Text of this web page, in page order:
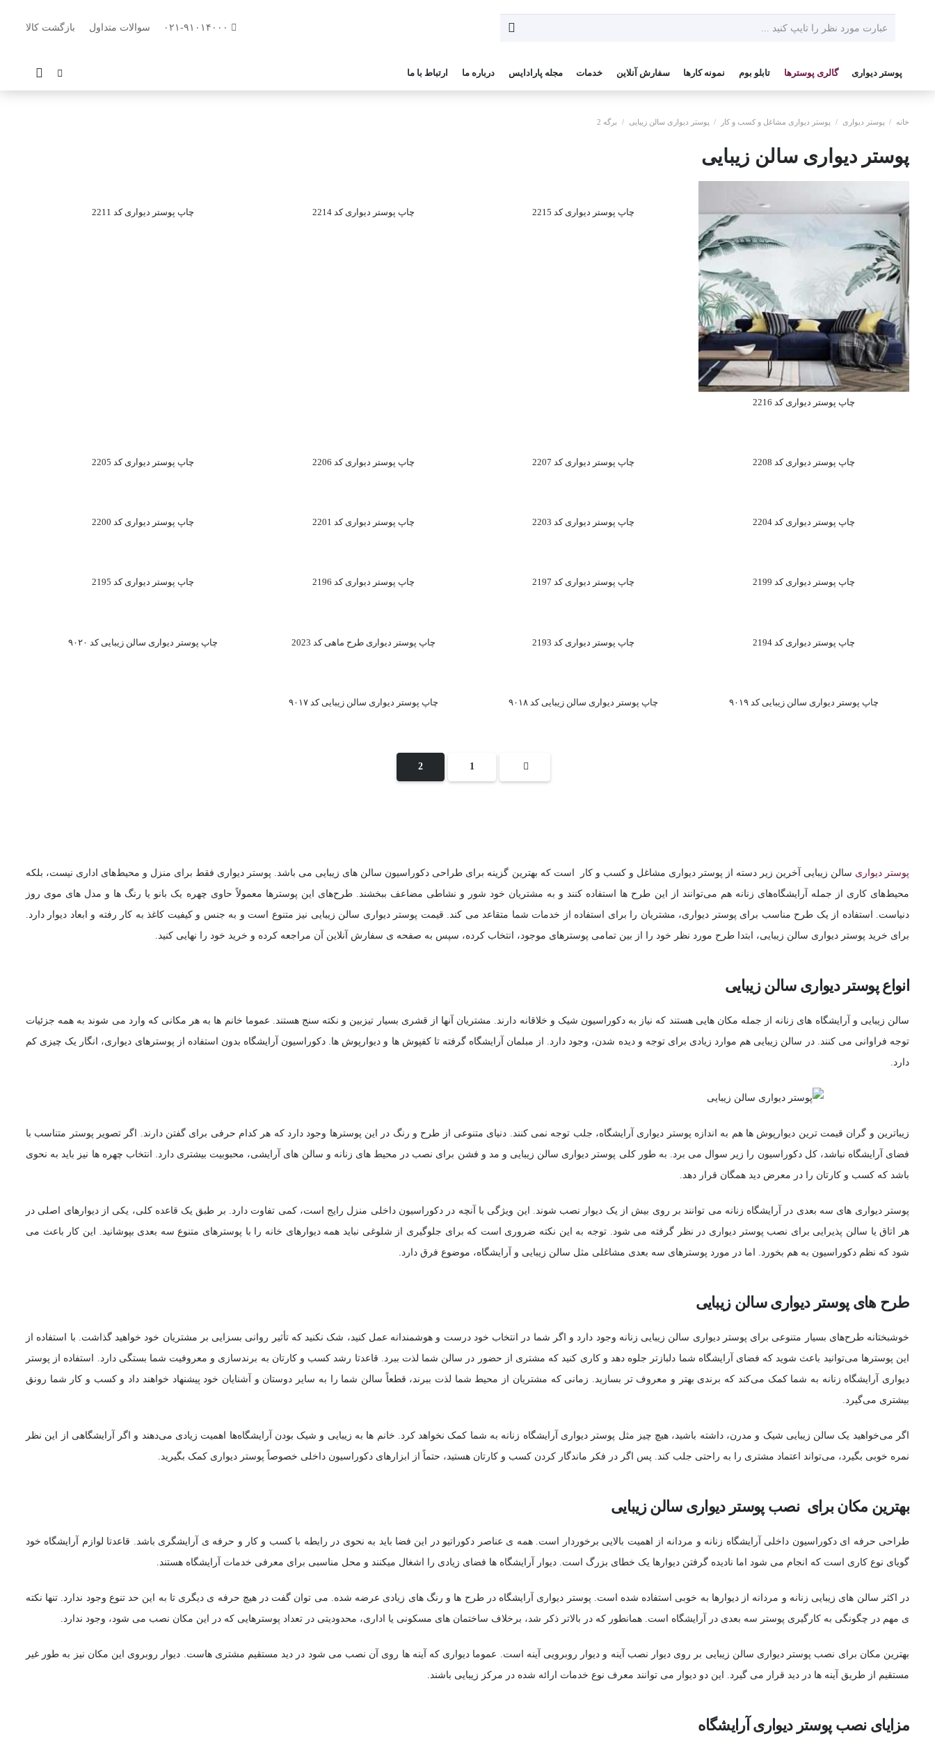
سوالات متداول بازگشت کالا
پوستر دیواری گالری پوسترها تابلو بوم نمونه کارها سفارش آنلاین خدمات مجله پارادایس درباره ما ارتباط با ما
خانه / پوستر دیواری / پوستر دیواری مشاغل و کسب و کار / پوستر دیواری سالن زیبایی / برگه 2
پوستر دیواری سالن زیبایی
چاپ پوستر دیواری کد 2216
چاپ پوستر دیواری کد 2215 چاپ پوستر دیواری کد 2214 چاپ پوستر دیواری کد 2211
چاپ پوستر دیواری کد 2208 چاپ پوستر دیواری کد 2207 چاپ پوستر دیواری کد 2206 چاپ پوستر دیواری کد 2205
چاپ پوستر دیواری کد 2204 چاپ پوستر دیواری کد 2203 چاپ پوستر دیواری کد 2201 چاپ پوستر دیواری کد 2200
چاپ پوستر دیواری کد 2199 چاپ پوستر دیواری کد 2197 چاپ پوستر دیواری کد 2196 چاپ پوستر دیواری کد 2195
چاپ پوستر دیواری کد 2194 چاپ پوستر دیواری کد 2193 چاپ پوستر دیواری طرح ماهی کد 2023 چاپ پوستر دیواری سالن زیبایی کد ۹۰۲۰
چاپ پوستر دیواری سالن زیبایی کد ۹۰۱۹ چاپ پوستر دیواری سالن زیبایی کد ۹۰۱۸ چاپ پوستر دیواری سالن زیبایی کد ۹۰۱۷
1
2
پوستر دیواری سالن زیبایی آخرین زیر دسته از پوستر دیواری مشاغل و کسب و کار است که بهترین گزینه برای طراحی دکوراسیون سالن های زیبایی می باشد. پوستر دیواری فقط برای منزل و محیط‌های اداری نیست، بلکه
محیط‌های کاری از جمله آرایشگاه‌های زنانه هم می‌توانند از این طرح ها استفاده کنند و به مشتریان خود شور و نشاطی مضاعف ببخشند. طرح‌های این پوسترها معمولاً حاوی چهره یک بانو یا رنگ ها و مدل های موی روز
دنیاست. استفاده از یک طرح مناسب برای پوستر دیواری، مشتریان را برای استفاده از خدمات شما متقاعد می کند. قیمت پوستر دیواری سالن زیبایی نیز متنوع است و به جنس و کیفیت کاغذ به کار رفته و ابعاد دیوار دارد.
برای خرید پوستر دیواری سالن زیبایی، ابتدا طرح مورد نظر خود را از بین تمامی پوسترهای موجود، انتخاب کرده، سپس به صفحه ی سفارش آنلاین آن مراجعه کرده و خرید خود را نهایی کنید.
انواع پوستر دیواری سالن زیبایی
سالن زیبایی و آرایشگاه های زنانه از جمله مکان هایی هستند که نیاز به دکوراسیون شیک و خلاقانه دارند. مشتریان آنها از قشری بسیار تیزبین و نکته سنج هستند. عموما خانم ها به هر مکانی که وارد می شوند به همه جزئیات
توجه فراوانی می کنند. در سالن زیبایی هم موارد زیادی برای توجه و دیده شدن، وجود دارد. از مبلمان آرایشگاه گرفته تا کفپوش ها و دیوارپوش ها. دکوراسیون آرایشگاه بدون استفاده از پوسترهای دیواری، انگار یک چیزی کم
دارد.
زیباترین و گران قیمت ترین دیوارپوش ها هم به اندازه پوستر دیواری آرایشگاه، جلب توجه نمی کنند. دنیای متنوعی از طرح و رنگ در این پوسترها وجود دارد که هر کدام حرفی برای گفتن دارند. اگر تصویر پوستر متناسب با
فضای آرایشگاه نباشد، کل دکوراسیون را زیر سوال می برد. به طور کلی پوستر دیواری سالن زیبایی و مد و فشن برای نصب در محیط های زنانه و سالن های آرایشی، محبوبیت بیشتری دارد. انتخاب چهره ها نیز باید به نحوی
باشد که کسب و کارتان را در معرض دید همگان قرار دهد.
پوستر دیواری های سه بعدی در آرایشگاه زنانه می توانند بر روی بیش از یک دیوار نصب شوند. این ویژگی با آنچه در دکوراسیون داخلی منزل رایج است، کمی تفاوت دارد. بر طبق یک قاعده کلی، یکی از دیوارهای اصلی در
هر اتاق یا سالن پذیرایی برای نصب پوستر دیواری در نظر گرفته می شود. توجه به این نکته ضروری است که برای جلوگیری از شلوغی نباید همه دیوارهای خانه را با پوسترهای متنوع سه بعدی بپوشانید. این کار باعث می
شود که نظم دکوراسیون به هم بخورد. اما در مورد پوسترهای سه بعدی مشاغلی مثل سالن زیبایی و آرایشگاه، موضوع فرق دارد.
طرح های پوستر دیواری سالن زیبایی
خوشبختانه طرح‌های بسیار متنوعی برای پوستر دیواری سالن زیبایی زنانه وجود دارد و اگر شما در انتخاب خود درست و هوشمندانه عمل کنید، شک نکنید که تأثیر روانی بسزایی بر مشتریان خود خواهید گذاشت. با استفاده از
این پوسترها می‌توانید باعث شوید که فضای آرایشگاه شما دلبازتر جلوه دهد و کاری کنید که مشتری از حضور در سالن شما لذت ببرد. قاعدتا رشد کسب و کارتان به برندسازی و معروفیت شما بستگی دارد. استفاده از پوستر
دیواری آرایشگاه زنانه به شما کمک می‌کند که برندی بهتر و معروف تر بسازید. زمانی که مشتریان از محیط شما لذت ببرند، قطعاً سالن شما را به سایر دوستان و آشنایان خود پیشنهاد خواهند داد و کسب و کار شما رونق
بیشتری می‌گیرد.
اگر می‌خواهید یک سالن زیبایی شیک و مدرن، داشته باشید، هیچ چیز مثل پوستر دیواری آرایشگاه زنانه به شما کمک نخواهد کرد. خانم ها به زیبایی و شیک بودن آرایشگاه‌ها اهمیت زیادی می‌دهند و اگر آرایشگاهی از این نظر
نمره خوبی بگیرد، می‌تواند اعتماد مشتری را به راحتی جلب کند. پس اگر در فکر ماندگار کردن کسب و کارتان هستید، حتماً از ابزارهای دکوراسیون داخلی خصوصاً پوستر دیواری کمک بگیرید.
بهترین مکان برای نصب پوستر دیواری سالن زیبایی
طراحی حرفه ای دکوراسیون داخلی آرایشگاه زنانه و مردانه از اهمیت بالایی برخوردار است. همه ی عناصر دکوراتیو در این فضا باید به نحوی در رابطه با کسب و کار و حرفه ی آرایشگری باشد. قاعدتا لوازم آرایشگاه خود
گویای نوع کاری است که انجام می شود اما نادیده گرفتن دیوارها یک خطای بزرگ است. دیوار آرایشگاه ها فضای زیادی را اشغال میکنند و محل مناسبی برای معرفی خدمات آرایشگاه هستند.
در اکثر سالن های زیبایی زنانه و مردانه از دیوارها به خوبی استفاده شده است. پوستر دیواری آرایشگاه در طرح ها و رنگ های زیادی عرضه شده. می توان گفت در هیچ حرفه ی دیگری تا به این حد تنوع وجود ندارد. تنها نکته
ی مهم در چگونگی به کارگیری پوستر سه بعدی در آرایشگاه است. همانطور که در بالاتر ذکر شد، برخلاف ساختمان های مسکونی یا اداری، محدودیتی در تعداد پوسترهایی که در این مکان نصب می شود، وجود ندارد.
بهترین مکان برای نصب پوستر دیواری سالن زیبایی بر روی دیوار نصب آینه و دیوار روبرویی آینه است. عموما دیواری که آینه ها روی آن نصب می شود در دید مستقیم مشتری هاست. دیوار روبروی این مکان نیز به طور غیر
مستقیم از طریق آینه ها در دید قرار می گیرد. این دو دیوار می توانند معرف نوع خدمات ارائه شده در مرکز زیبایی باشند.
مزایای نصب پوستر دیواری آرایشگاه